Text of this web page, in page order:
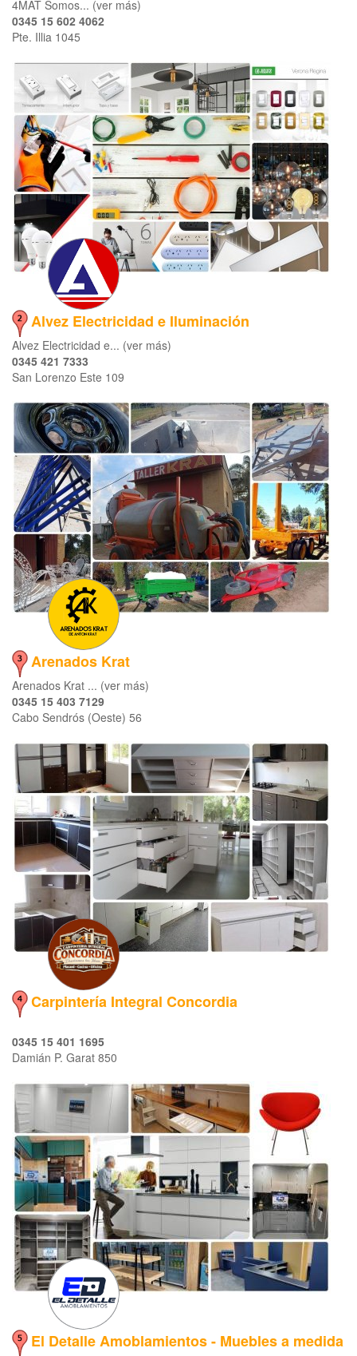
4MAT Somos... (ver más)
0345 15 602 4062
Pte. Illia 1045
Alvez Electricidad e Iluminación
Alvez Electricidad e... (ver más)
0345 421 7333
San Lorenzo Este 109
Arenados Krat
Arenados Krat ... (ver más)
0345 15 403 7129
Cabo Sendrós (Oeste) 56
Carpintería Integral Concordia
0345 15 401 1695
Damián P. Garat 850
El Detalle Amoblamientos - Muebles a medida